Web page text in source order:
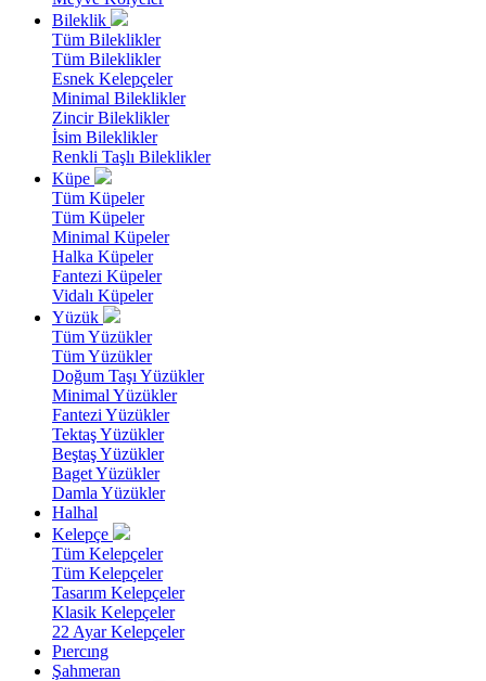
Bileklik
Tüm Bileklikler
Tüm Bileklikler
Esnek Kelepçeler
Minimal Bileklikler
Zincir Bileklikler
İsim Bileklikler
Renkli Taşlı Bileklikler
Küpe
Tüm Küpeler
Tüm Küpeler
Minimal Küpeler
Halka Küpeler
Fantezi Küpeler
Vidalı Küpeler
Yüzük
Tüm Yüzükler
Tüm Yüzükler
Doğum Taşı Yüzükler
Minimal Yüzükler
Fantezi Yüzükler
Tektaş Yüzükler
Beştaş Yüzükler
Baget Yüzükler
Damla Yüzükler
Halhal
Kelepçe
Tüm Kelepçeler
Tüm Kelepçeler
Tasarım Kelepçeler
Klasik Kelepçeler
22 Ayar Kelepçeler
Pıercıng
Şahmeran